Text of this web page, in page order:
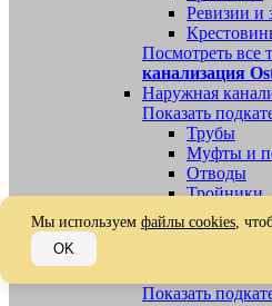
Ревизии и
Посмотреть все
канализация
Наружная
Показать
Трубы
Муфты и
Отводы
Тройники
Ревизии,
Посмотреть все
Показать
Мы используем файлы cookies,
OK